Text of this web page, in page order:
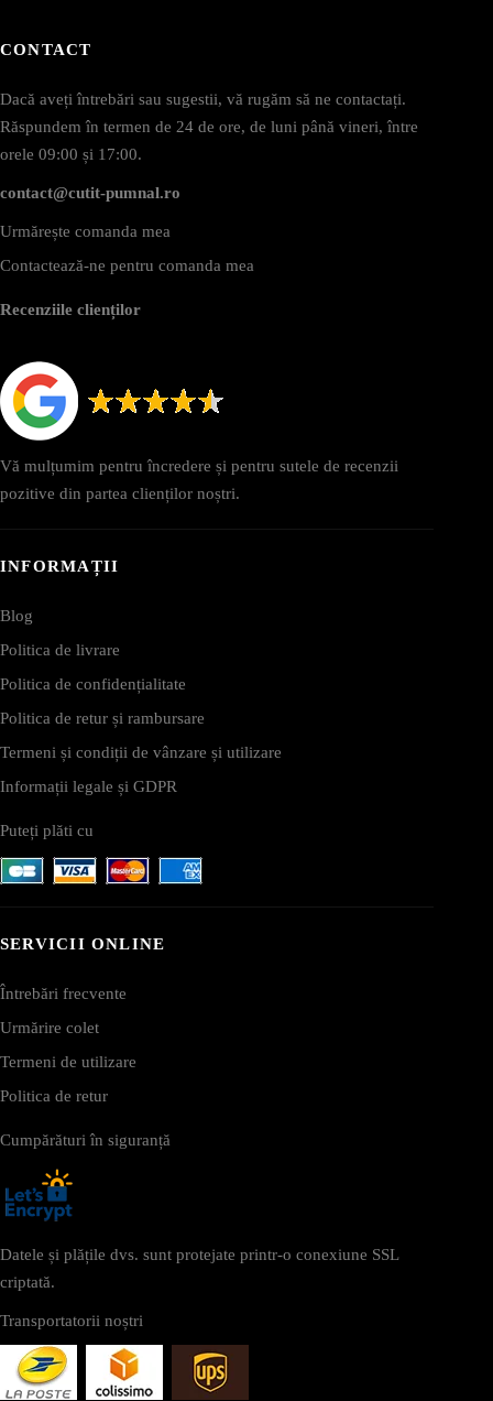
CONTACT
Dacă aveți întrebări sau sugestii, vă rugăm să ne contactați.
Răspundem în termen de 24 de ore, de luni până vineri, între
orele 09:00 și 17:00.
contact@cutit-pumnal.ro
Urmărește comanda mea
Contactează-ne pentru comanda mea
Recenziile clienților
Vă mulțumim pentru încredere și pentru sutele de recenzii
pozitive din partea clienților noștri.
INFORMAȚII
Blog
Politica de livrare
Politica de confidențialitate
Politica de retur și rambursare
Termeni și condiții de vânzare și utilizare
Informații legale și GDPR
Puteți plăti cu
SERVICII ONLINE
Întrebări frecvente
Urmărire colet
Termeni de utilizare
Politica de retur
Cumpărături în siguranță
Datele și plățile dvs. sunt protejate printr-o conexiune SSL
criptată.
Transportatorii noștri